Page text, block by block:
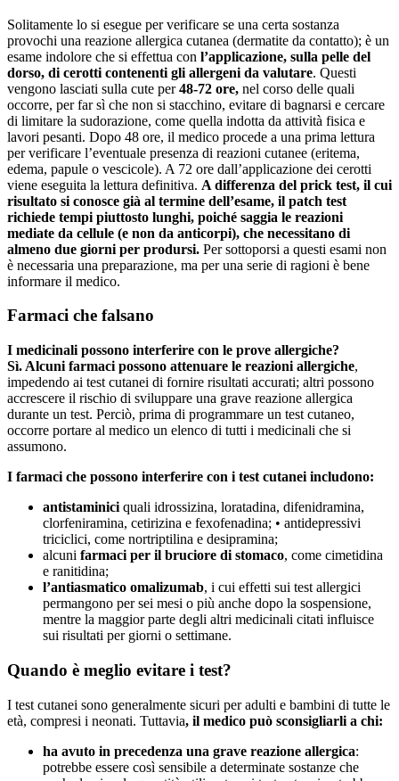
Solitamente lo si esegue per verificare se una certa sostanza
provochi una reazione allergica cutanea (dermatite da contatto); è un
esame indolore che si effettua con l’applicazione, sulla pelle del
dorso, di cerotti contenenti gli allergeni da valutare. Questi
vengono lasciati sulla cute per48-72 ore, nel corso delle quali
occorre, per far sì che non si stacchino, evitare di bagnarsi e cercare
di limitare la sudorazione, come quella indotta da attività fisica e
lavori pesanti. Dopo 48 ore, il medico procede a una prima lettura
per verificare l’eventuale presenza di reazioni cutanee (eritema,
edema, papule o vescicole). A 72 ore dall’applicazione dei cerotti
viene eseguita la lettura definitiva. A differenza del prick test, il cui
risultato si conosce già al termine dell’esame, il patch test
richiede tempi piuttosto lunghi, poiché saggia le reazioni
mediate da cellule (e non da anticorpi), che necessitano di
almeno due giorni per prodursi. Per sottoporsi a questi esami non
è necessaria una preparazione, ma per una serie di ragioni è bene
informare il medico.
Farmaci che falsano
I medicinali possono interferire con le prove allergiche?
Sì. Alcuni farmaci possono attenuare le reazioni allergiche,
impedendo ai test cutanei di fornire risultati accurati; altri possono
accrescere il rischio di sviluppare una grave reazione allergica
durante un test. Perciò, prima di programmare un test cutaneo,
occorre portare al medico un elenco di tutti i medicinali che si
assumono.
I farmaci che possono interferire con i test cutanei includono:
antistaminici quali idrossizina, loratadina, difenidramina,
clorfeniramina, cetirizina e fexofenadina; • antidepressivi
triciclici, come nortriptilina e desipramina;
alcuni farmaci per il bruciore di stomaco, come cimetidina
e ranitidina;
l’antiasmatico omalizumab, i cui effetti sui test allergici
permangono per sei mesi o più anche dopo la sospensione,
mentre la maggior parte degli altri medicinali citati influisce
sui risultati per giorni o settimane.
Quando è meglio evitare i test?
I test cutanei sono generalmente sicuri per adulti e bambini di tutte le
età, compresi i neonati. Tuttavia, il medico può sconsigliarli a chi:
ha avuto in precedenza una grave reazione allergica:
potrebbe essere così sensibile a determinate sostanze che